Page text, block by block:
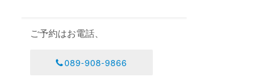
ご予約はお電話、
089-908-9866